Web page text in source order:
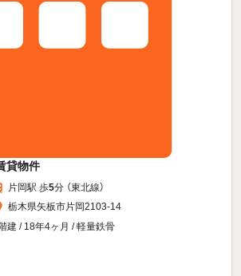
貸物件
片岡駅 歩5分 （東北線）
栃木県矢板市片岡2103-14
建 / 18年4ヶ月 / 軽量鉄骨